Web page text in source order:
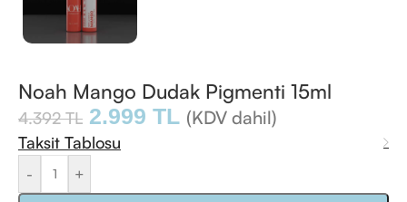
Noah Mango Dudak Pigmenti 15ml
4.392TL 2.999 TL (KDV dahil)
Taksit Tablosu
- +